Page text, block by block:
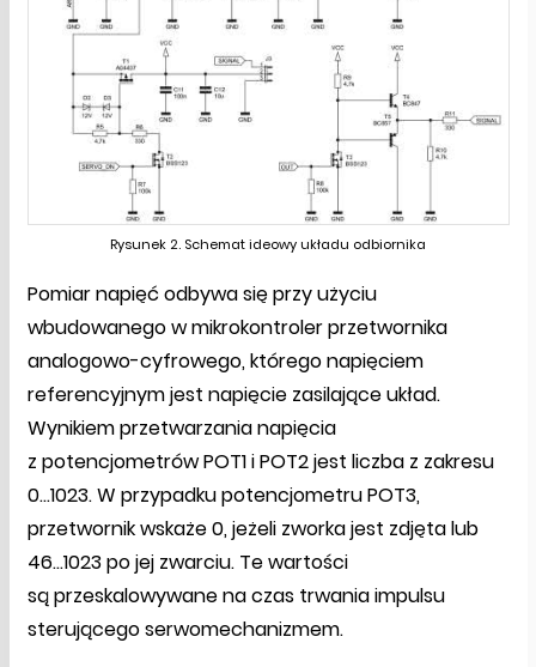
Rysunek 2. Schemat ideowy układu odbiornika
Pomiar napięć odbywa się przy użyciu
wbudowanego w mikrokontroler przetwornika
analogowo-cyfrowego, którego napięciem
referencyjnym jest napięcie zasilające układ.
Wynikiem przetwarzania napięcia
z potencjometrów POT1 i POT2 jest liczba z zakresu
0…1023. W przypadku potencjometru POT3,
przetwornik wskaże 0, jeżeli zworka jest zdjęta lub
46…1023 po jej zwarciu. Te wartości
są przeskalowywane na czas trwania impulsu
sterującego serwomechanizmem.